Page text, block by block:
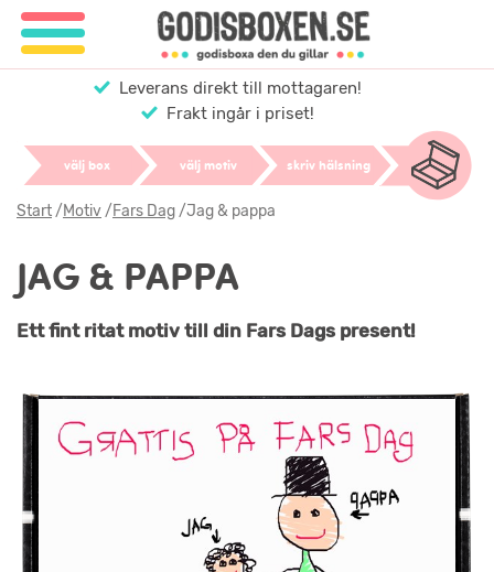
Leverans direkt till mottagaren!
Frakt ingår i priset!
välj box välj motiv skriv hälsning
Start/Motiv/Fars Dag/Jag & pappa
JAG & PAPPA
Ett fint ritat motiv till din Fars Dags present!